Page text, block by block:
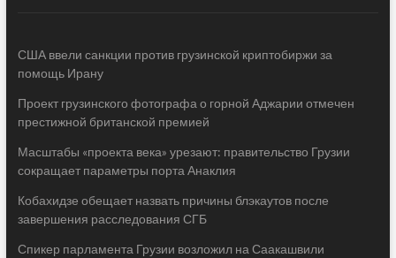
США ввели санкции против грузинской криптобиржи за
помощь Ирану
Проект грузинского фотографа о горной Аджарии отмечен
престижной британской премией
Масштабы «проекта века» урезают: правительство Грузии
сокращает параметры порта Анаклия
Кобахидзе обещает назвать причины блэкаутов после
завершения расследования СГБ
Спикер парламента Грузии возложил на Саакашвили